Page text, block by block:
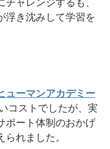
浮き沈みして学習を
ューマンアカデミー
コストでしたが、実
ポート体制のおかげ
れました。